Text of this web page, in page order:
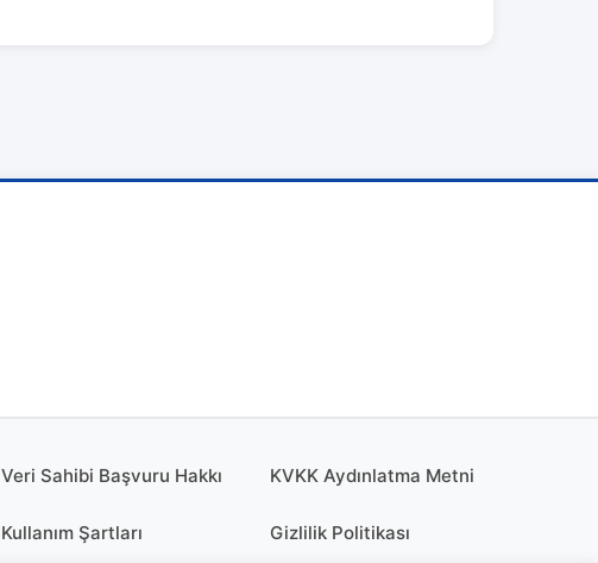
Veri Sahibi Başvuru Hakkı KVKK Aydınlatma Metni
Kullanım Şartları Gizlilik Politikası